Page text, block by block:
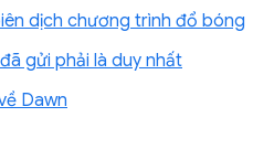
dịch chương trình đổ bóng
gửi phải là duy nhất
Dawn